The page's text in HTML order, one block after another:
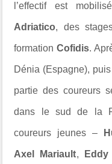
l’effectif est
Adriatico, des
formation Cofidis.
Dénia (Espagne),
partie des coureurs
dans le sud de la
coureurs jeunes –
Axel Mariault,